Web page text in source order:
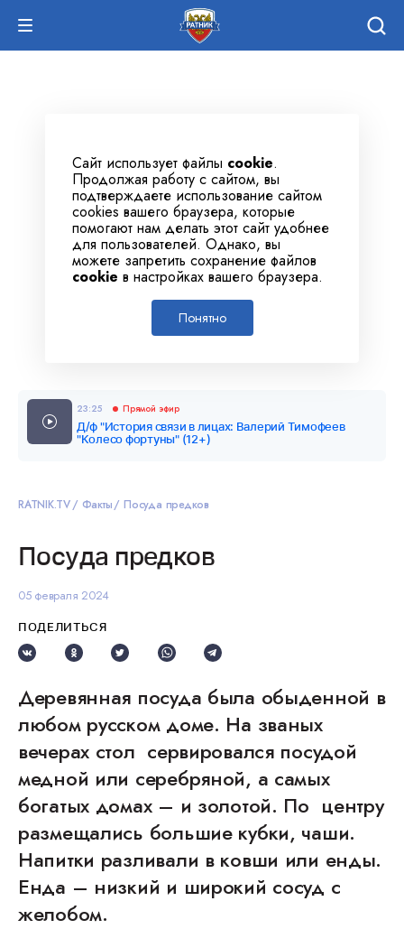
Сайт использует файлы cookie.
Продолжая работу с сайтом, вы
подтверждаете использование сайтом
cookies вашего браузера, которые
помогают нам делать этот сайт удобнее
для пользователей. Однако, вы
можете запретить сохранение файлов
cookie в настройках вашего браузера.
Понятно
23:25 Прямой эфир
Д/ф "История связи в лицах: Валерий Тимофеев
"Колесо фортуны" (12+)
RATNIK.TV Факты Посуда предков
Посуда предков
05 февраля 2024
ПОДЕЛИТЬСЯ
Деревянная посуда была обыденной в
любом русском доме. На званых
вечерах стол сервировался посудой
медной или серебряной, а самых
богатых домах – и золотой. По центру
размещались большие кубки, чаши.
Напитки разливали в ковши или енды.
Енда – низкий и широкий сосуд с
желобом.